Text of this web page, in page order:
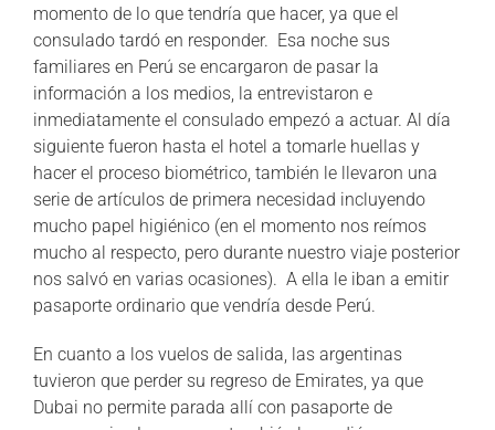
momento de lo que tendría que hacer, ya que el
consulado tardó en responder. Esa noche sus
familiares en Perú se encargaron de pasar la
información a los medios, la entrevistaron e
inmediatamente el consulado empezó a actuar. Al día
siguiente fueron hasta el hotel a tomarle huellas y
hacer el proceso biométrico, también le llevaron una
serie de artículos de primera necesidad incluyendo
mucho papel higiénico (en el momento nos reímos
mucho al respecto, pero durante nuestro viaje posterior
nos salvó en varias ocasiones). A ella le iban a emitir
pasaporte ordinario que vendría desde Perú.
En cuanto a los vuelos de salida, las argentinas
tuvieron que perder su regreso de Emirates, ya que
Dubai no permite parada allí con pasaporte de